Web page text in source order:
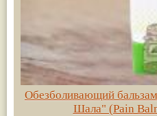
Обезболивающий
Шала" (Pain